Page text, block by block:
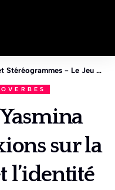
Voyons Voir - Enigmes Quotidiennes et Stéréogrammes - Le Jeu des 1%
sur la
l’identité